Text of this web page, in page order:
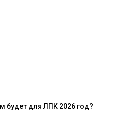
будет для ЛПК 2026 год?